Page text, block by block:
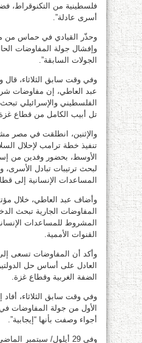
فلسطينية من التكنوقراط،
أسرى عادلة”.
وحذّر القيادي في حماس من
وإفشال جولة المفاوضات
الجولات السابقة”.
وفي وقت سابق الثلاثاء، قال
عبد العاطي، إن مفاوضات
الفلسطيني والإسرائيلي
تل أبيب الكامل من قطاع
والإثنين، انطلقت في مصر
تنفيذ خطة ترامب لإحلال
الأوسط، بحضور وفدين من
لبحث ترتيبات تبادل الأسرى،
المساعدات الإنسانية إلى
وأضاف عبد العاطي، خلال
المفاوضات الجارية تبحث
المشروط للمساعدات
القنوات الأممية.
وأكد أن المفاوضات تسعى
العادل على أساس حل
الضفة الغربية وقطاع غزة.
وفي وقت سابق الثلاثاء، أفاد
الأول من جولة المفاوضات
أجواء وصفت بأنها “إيجابية”.
وفي 29 أيلول/ سبتمبر